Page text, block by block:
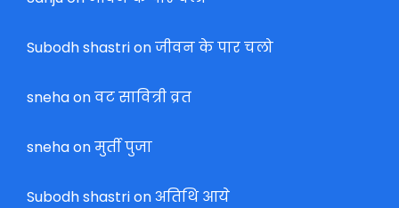
Subodh shastrionजीवन के पार चलो
snehaonवट सावित्री व्रत
snehaonमुर्ती पुजा
Subodh shastrionअतिथि आये